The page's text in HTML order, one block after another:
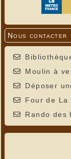
Nous contacter
Moulin à
Déposer
Four de La
Rando des